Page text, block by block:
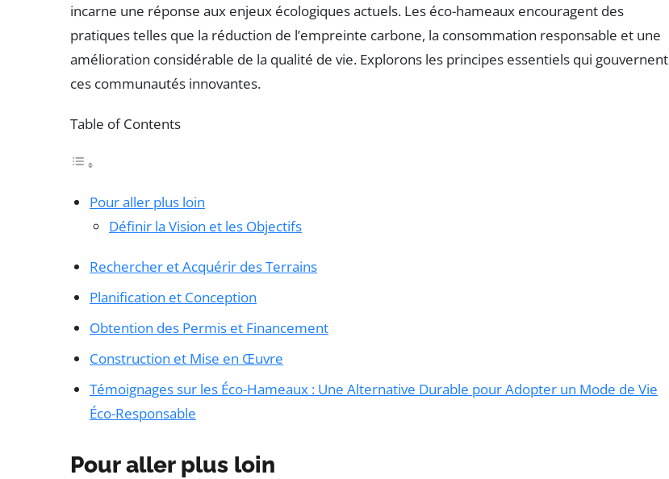
incarne une réponse aux enjeux écologiques actuels. Les éco-hameaux encouragent des
pratiques telles que la réduction de l’empreinte carbone, la consommation responsable et une
amélioration considérable de la qualité de vie. Explorons les principes essentiels qui gouvernent
ces communautés innovantes.
Table of Contents
Pour aller plus loin
Définir la Vision et les Objectifs
Rechercher et Acquérir des Terrains
Planification et Conception
Obtention des Permis et Financement
Construction et Mise en Œuvre
Témoignages sur les Éco-Hameaux : Une Alternative Durable pour Adopter un Mode de Vie
Éco-Responsable
Pour aller plus loin